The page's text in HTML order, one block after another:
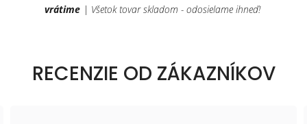
vrátime| Všetok tovar skladom - odosielame ihneď!
RECENZIE OD ZÁKAZNÍKOV